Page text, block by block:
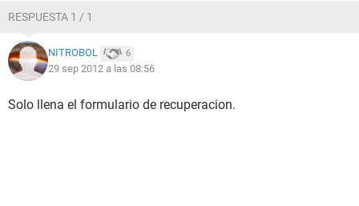
RESPUESTA 1 / 1
NITROBOL 6
29 sep 2012 a las 08:56
Solo llena el formulario de recuperacion.